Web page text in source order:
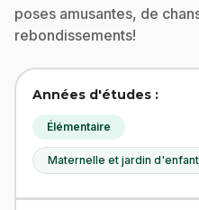
poses amusantes, de
rebondissements!
Années d'études :
Élémentaire
Maternelle et jardin